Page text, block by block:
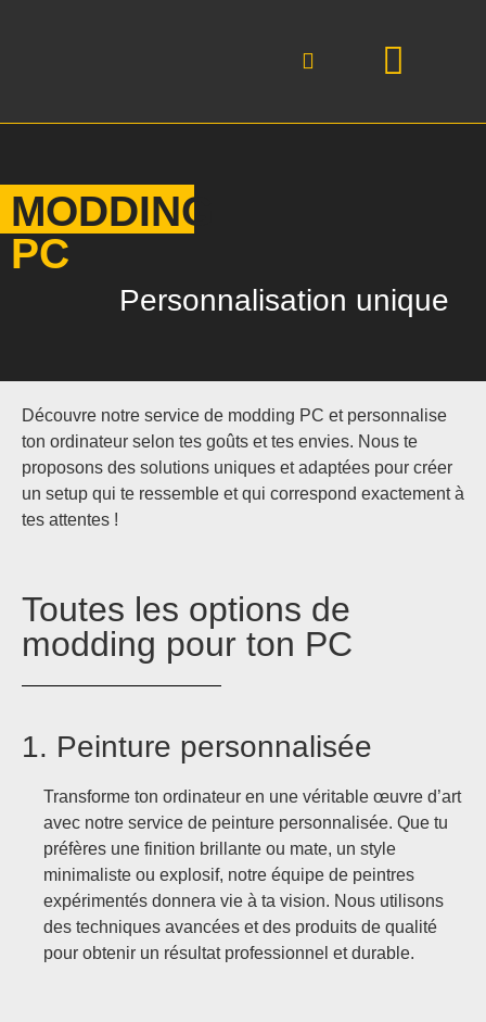
MODDING
PC
Personnalisation unique
Découvre notre service de modding PC et personnalise
ton ordinateur selon tes goûts et tes envies. Nous te
proposons des solutions uniques et adaptées pour créer
un setup qui te ressemble et qui correspond exactement à
tes attentes !
Toutes les options de
modding pour ton PC
1. Peinture personnalisée
Transforme ton ordinateur en une véritable œuvre d’art
avec notre service de peinture personnalisée. Que tu
préfères une finition brillante ou mate, un style
minimaliste ou explosif, notre équipe de peintres
expérimentés donnera vie à ta vision. Nous utilisons
des techniques avancées et des produits de qualité
pour obtenir un résultat professionnel et durable.